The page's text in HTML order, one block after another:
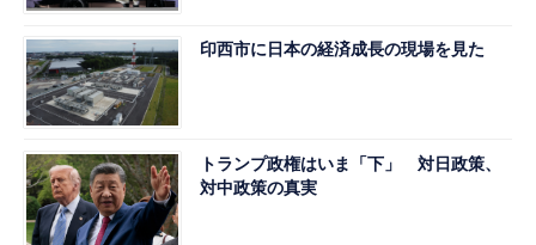
印西市に日本の経済成長の現場を見た
トランプ政権はいま「下」 対日政策、
対中政策の真実